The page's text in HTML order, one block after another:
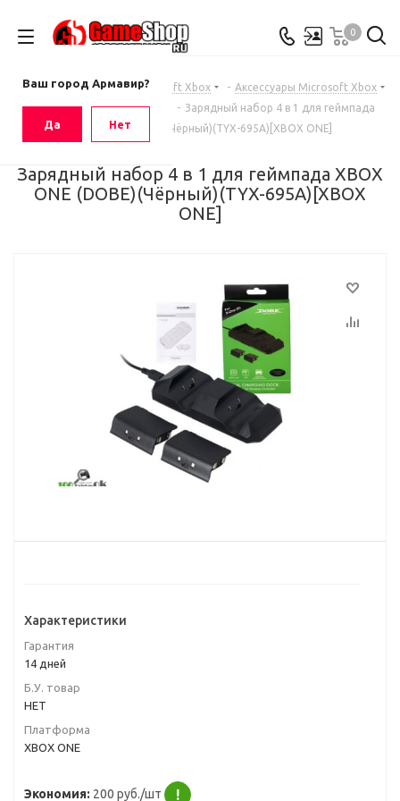
Ваш город Армавир?
Да Нет
0
Главная - Каталог - Microsoft Xbox - Аксессуары Microsoft Xbox
- Аксессуары Xbox one - Зарядный набор 4 в 1 для геймпада
XBOX ONE (DOBE)(Чёрный)(TYX-695A)[XBOX ONE]
Зарядный набор 4 в 1 для геймпада XBOX
ONE (DOBE)(Чёрный)(TYX-695A)[XBOX
ONE]
Характеристики
Гарантия
14 дней
Б.У. товар
НЕТ
Платформа
XBOX ONE
Экономия: 200 руб./шт !